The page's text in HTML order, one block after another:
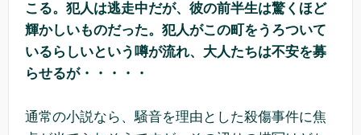
こる。犯人は逃走中だが、彼の前半生は驚くほど
輝かしいものだった。犯人がこの町をうろついて
いるらしいという噂が流れ、大人たちは不安を募
らせるが・・・・・
通常の小説なら、騒音を理由とした殺傷事件に焦